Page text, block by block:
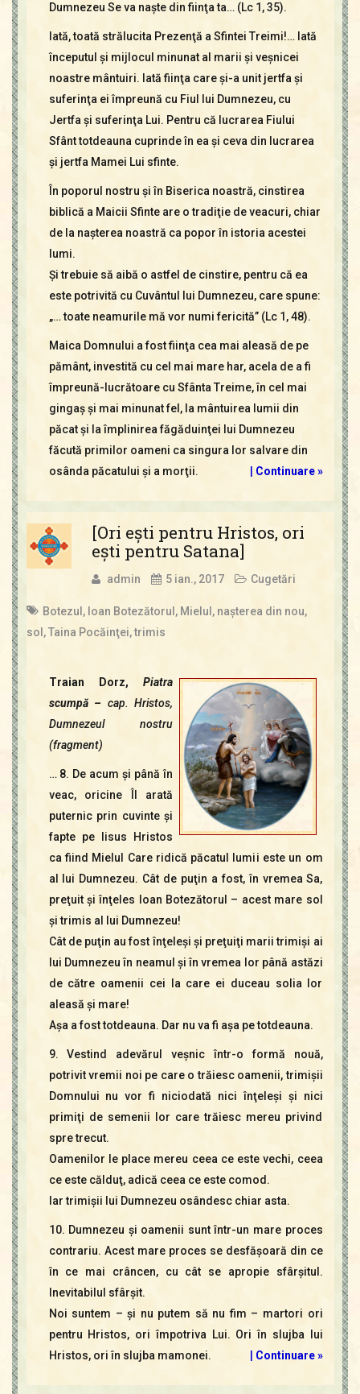
Dumnezeu Se va naşte din fiinţa ta… (Lc 1, 35).
Iată, toată strălucita Prezenţă a Sfintei Treimi!… Iată
începutul şi mijlocul minunat al marii şi veşnicei
noastre mântuiri. Iată fiinţa care şi-a unit jertfa şi
suferinţa ei împreună cu Fiul lui Dumnezeu, cu
Jertfa şi suferinţa Lui. Pentru că lucrarea Fiului
Sfânt totdeauna cuprinde în ea şi ceva din lucrarea
şi jertfa Mamei Lui sfinte.
În poporul nostru şi în Biserica noastră, cinstirea
biblică a Maicii Sfinte are o tradiţie de veacuri, chiar
de la naşterea noastră ca popor în istoria acestei
lumi.
Şi trebuie să aibă o astfel de cinstire, pentru că ea
este potrivită cu Cuvântul lui Dumnezeu, care spune:
„… toate neamurile mă vor numi fericită” (Lc 1, 48).
Maica Domnului a fost fiinţa cea mai aleasă de pe
pământ, investită cu cel mai mare har, acela de a fi
împreună-lucrătoare cu Sfânta Treime, în cel mai
gingaş şi mai minunat fel, la mântuirea lumii din
păcat şi la împlinirea făgăduinţei lui Dumnezeu
făcută primilor oameni ca singura lor salvare din
osânda păcatului şi a morţii.
Continuare »
[Ori eşti pentru Hristos, ori
eşti pentru Satana]
admin 5 ian., 2017 Cugetări
Botezul , Ioan Botezătorul , Mielul , naşterea din nou,
sol ,Taina Pocăinţei,trimis
Traian Dorz, Piatra
scumpă – cap. Hristos,
Dumnezeul nostru
(fragment)
… 8. De acum şi până în
veac, oricine Îl arată
puternic prin cuvinte şi
fapte pe Iisus Hristos
ca fiind Mielul Care ridică păcatul lumii este un om
al lui Dumnezeu. Cât de puţin a fost, în vremea Sa,
preţuit şi înţeles Ioan Botezătorul – acest mare sol
şi trimis al lui Dumnezeu!
Cât de puţin au fost înţeleşi şi preţuiţi marii trimişi ai
lui Dumnezeu în neamul şi în vremea lor până astăzi
de către oamenii cei la care ei duceau solia lor
aleasă şi mare!
Aşa a fost totdeauna. Dar nu va fi aşa pe totdeauna.
9. Vestind adevărul veşnic într-o formă nouă,
potrivit vremii noi pe care o trăiesc oamenii, trimişii
Domnului nu vor fi niciodată nici înţeleşi şi nici
primiţi de semenii lor care trăiesc mereu privind
spre trecut.
Oamenilor le place mereu ceea ce este vechi, ceea
ce este călduţ, adică ceea ce este comod.
Iar trimişii lui Dumnezeu osândesc chiar asta.
10. Dumnezeu şi oamenii sunt într-un mare proces
contrariu. Acest mare proces se desfăşoară din ce
în ce mai crâncen, cu cât se apropie sfârşitul.
Inevitabilul sfârşit.
Noi suntem – şi nu putem să nu fim – martori ori
pentru Hristos, ori împotriva Lui. Ori în slujba lui
Hristos, ori în slujba mamonei.
Continuare »